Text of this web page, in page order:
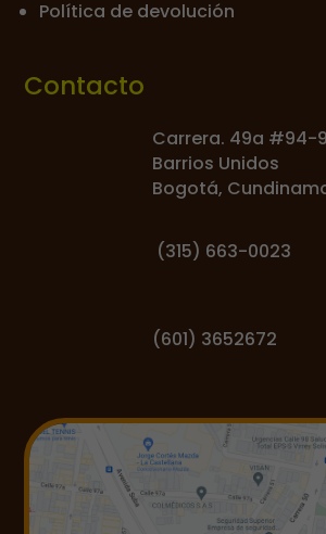
Política de devolución
Contacto
Carrera. 49a #94-
Barrios Unidos
Bogotá,
(315) 663-0023
(601) 3652672